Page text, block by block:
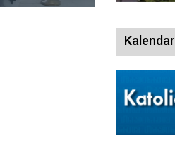
Kalendar